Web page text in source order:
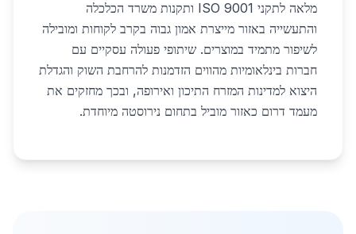
מלאה לתקני ISO 9001 ותקנות משרד הכלכלה
והתעשייה באזור מייצרת אמון גבוה בקרב לקוחות ומובילה
לשיפור מתמיד במוצרים. שיתופי פעולה עסקיים עם
חברות בינלאומיות מהווים הזדמנות להרחבת השוק והגדלת
היצוא למדינות המזרח התיכון ואירופה, ובכך מחזקים את
מעמד דרום כאזור מוביל בתחום נירוסטה מיוחדת.